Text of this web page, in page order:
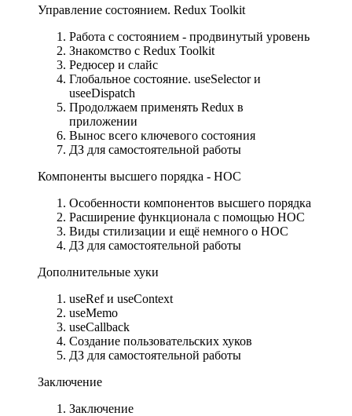
Управление состоянием. Redux Toolkit
Работа с состоянием - продвинутый уровень
Знакомство с Redux Toolkit
Редюсер и слайс
Глобальное состояние. useSelector и
useeDispatch
Продолжаем применять Redux в
приложении
Вынос всего ключевого состояния
ДЗ для самостоятельной работы
Компоненты высшего порядка - НОС
Особенности компонентов высшего порядка
Расширение функционала с помощью HOC
Виды стилизации и ещё немного о HOC
ДЗ для самостоятельной работы
Дополнительные хуки
useRef и useContext
useMemo
useCallback
Создание пользовательских хуков
ДЗ для самостоятельной работы
Заключение
Заключение